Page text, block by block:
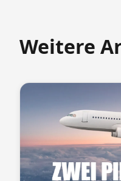
Weitere